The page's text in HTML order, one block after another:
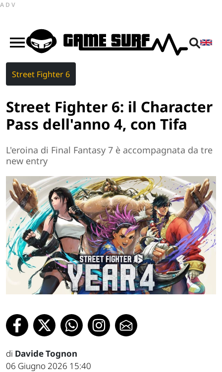
ADV
Street Fighter 6
Street Fighter 6: il Character
Pass dell'anno 4, con Tifa
L'eroina di Final Fantasy 7 è accompagnata da tre
new entry
di Davide Tognon
06 Giugno 2026 15:40